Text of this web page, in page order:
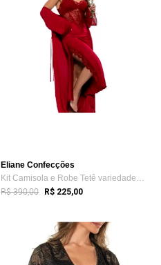
Eliane Confecções
Kit Camisola e Robe Tetê variedades Micr...
R$ 390,00 R$ 225,00